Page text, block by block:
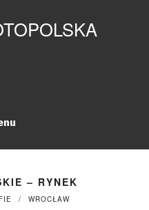
– RYNEK
WROCŁAW